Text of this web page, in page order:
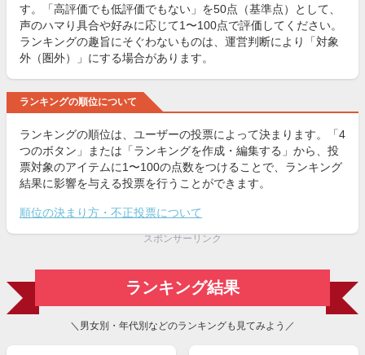
す。「高評価でも低評価でもない」を50点（基準点）として、
声のハマり具合や好みに応じて1〜100点で評価してください。
ランキングの趣旨にそぐわないものは、運営判断により「対象
外（圏外）」にする場合があります。
ランキングの順位について
ランキングの順位は、ユーザーの投票によって決まります。「4
つのボタン」または「ランキングを作成・編集する」から、投
票対象のアイテムに1〜100の点数をつけることで、ランキング
結果に影響を与える投票を行うことができます。
順位の決まり方・不正投票について
スポンサーリンク
ランキング結果
＼男女別・年代別などのランキングも見てみよう／